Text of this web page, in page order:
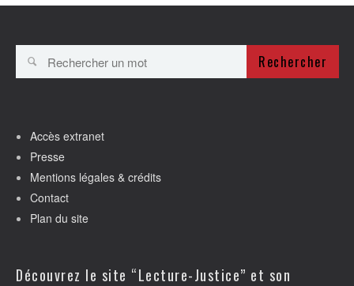
Rechercher
Accès extranet
Presse
Mentions légales & crédits
Contact
Plan du site
Découvrez le site “Lecture-Justice” et son